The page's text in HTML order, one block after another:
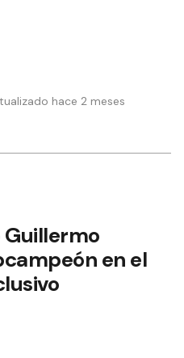
hace 2 meses
Guillermo
en el